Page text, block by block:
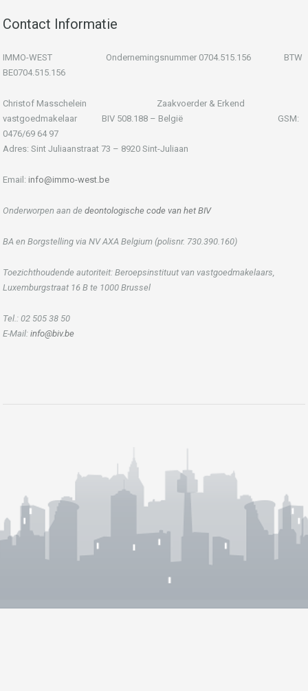
Contact Informatie
IMMO-WEST Ondernemingsnummer 0704.515.156 BTW
BE0704.515.156
Christof Masschelein Zaakvoerder & Erkend
vastgoedmakelaar BIV 508.188 – België GSM:
0476/69 64 97
Adres: Sint Juliaanstraat 73 – 8920 Sint-Juliaan
Email: info@immo-west.be
Onderworpen aan de deontologische code van het BIV
BA en Borgstelling via NV AXA Belgium (polisnr. 730.390.160)
Toezichthoudende autoriteit: Beroepsinstituut van vastgoedmakelaars,
Luxemburgstraat 16 B te 1000 Brussel
Tel.: 02 505 38 50
E-Mail: info@biv.be